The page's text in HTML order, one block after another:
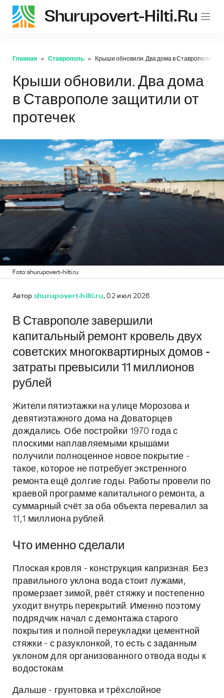
Shurupovert-Hilti.ru
Главная Ставрополь Крыши обновили. Два дома в Ставрополе
Крыши обновили. Два дома
в Ставрополе защитили от
протечек
Foto: shurupovert-hilti.ru
Автор shurupovert-hilti.ru, 02 июл 2026
В Ставрополе завершили
капитальный ремонт кровель двух
советских многоквартирных домов -
затраты превысили 11 миллионов
рублей
Жители пятиэтажки на улице Морозова и
девятиэтажного дома на Доваторцев
дождались. Обе постройки 1970 года с
плоскими наплавляемыми крышами
получили полноценное новое покрытие -
такое, которое не потребует экстренного
ремонта ещё долгие годы. Работы провели по
краевой программе капитального ремонта, а
суммарный счёт за оба объекта перевалил за
11,1 миллиона рублей.
Что именно сделали
Плоская кровля - конструкция капризная. Без
правильного уклона вода стоит лужами,
промерзает зимой, рвёт стяжку и постепенно
уходит внутрь перекрытий. Именно поэтому
подрядчик начал с демонтажа старого
покрытия и полной переукладки цементной
стяжки - с разуклонкой, то есть с заданным
уклоном для организованного отвода воды к
водостокам.
Дальше - грунтовка и трёхслойное